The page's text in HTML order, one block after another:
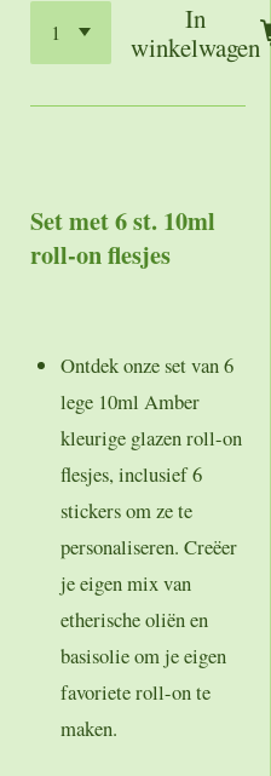
In
winkelwagen
Set met 6 st. 10ml
roll-on flesjes
Ontdek onze set van 6
lege 10ml Amber
kleurige glazen roll-on
flesjes, inclusief 6
stickers om ze te
personaliseren. Creëer
je eigen mix van
etherische oliën en
basisolie om je eigen
favoriete roll-on te
maken.